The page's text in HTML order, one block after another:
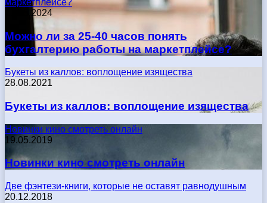
17.05.2024
Можно ли за 25-40 часов понять
бухгалтерию работы на маркетплейсе?
Букеты из каллов: воплощение изящества
28.08.2021
Букеты из каллов: воплощение изящества
Новинки кино смотреть онлайн
19.05.2019
Новинки кино смотреть онлайн
Две фэнтези-книги, которые не оставят равнодушным
20.12.2018